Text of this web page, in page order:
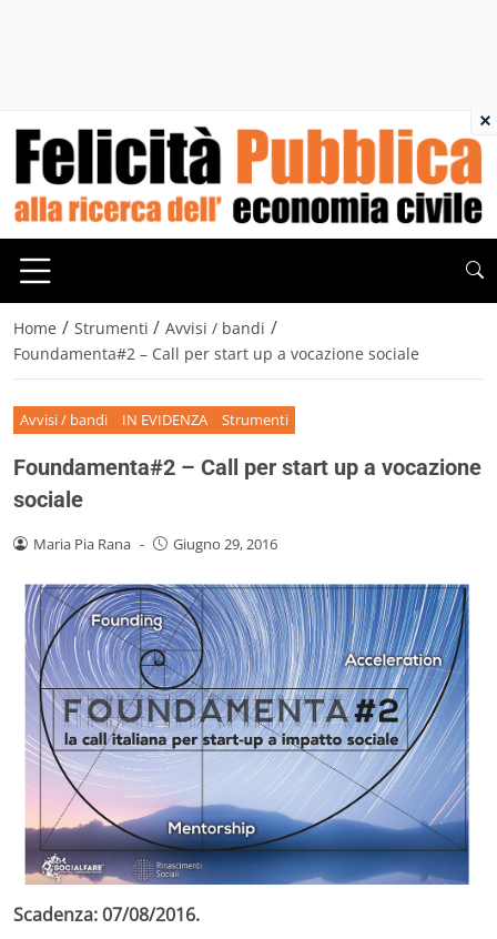
Home / Strumenti / Avvisi / bandi /
Foundamenta#2 – Call per start up a vocazione sociale
Avvisi / bandi IN EVIDENZA Strumenti
Foundamenta#2 – Call per start up a vocazione
sociale
Maria Pia Rana - Giugno 29, 2016
Scadenza: 07/08/2016.
×